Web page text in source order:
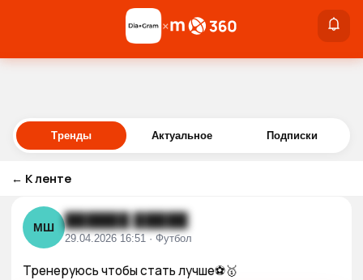
Войти
×
Тренды Актуальное Подписки
← К ленте
МШ ██████ █████
29.04.2026 16:51 · Футбол
Тренеруюсь чтобы стать лучше⚽️🥇